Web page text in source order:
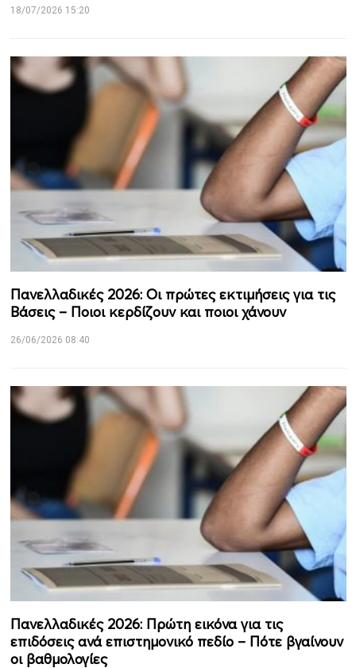
18/07/2026 15:20
Πανελλαδικές 2026: Οι πρώτες εκτιμήσεις για τις
Βάσεις – Ποιοι κερδίζουν και ποιοι χάνουν
26/06/2026 08:40
Πανελλαδικές 2026: Πρώτη εικόνα για τις
επιδόσεις ανά επιστημονικό πεδίο – Πότε βγαίνουν
οι βαθμολογίες